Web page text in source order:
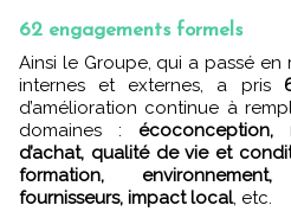
62 engagements formels
Ainsi le Groupe, qui a passé en revue toutes ses pratiques
internes et externes, a pris
d’amélioration continue à
domaines :
d’achat, qualité de vie et
formation,
fournisseurs, impact local, etc.